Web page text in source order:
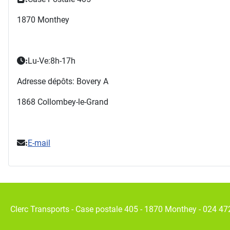
1870 Monthey
:Lu-Ve:8h-17h
Adresse dépôts: Bovery A
1868 Collombey-le-Grand
:E-mail
Clerc Transports - Case postale 405 - 1870 Monthey - 024